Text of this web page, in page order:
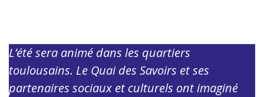
L’été sera animé dans les quartiers
toulousains. Le Quai des Savoirs et ses
partenaires sociaux et culturels ont imaginé